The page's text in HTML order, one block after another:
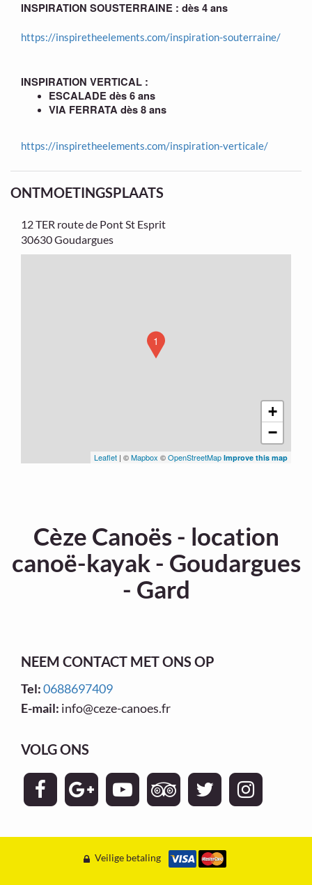
INSPIRATION SOUSTERRAINE : dès 4 ans
https://inspiretheelements.com/inspiration-souterraine/
INSPIRATION VERTICAL :
ESCALADE dès 6 ans
VIA FERRATA dès 8 ans
https://inspiretheelements.com/inspiration-verticale/
ONTMOETINGSPLAATS
12 TER route de Pont St Esprit
30630 Goudargues
1
+
−
Leaflet | ©Mapbox ©OpenStreetMap Improve this map
Cèze Canoës - location
canoë-kayak - Goudargues
- Gard
NEEM CONTACT MET ONS OP
Tel:0688697409
E-mail: info@ceze-canoes.fr
VOLG ONS
Veilige betaling